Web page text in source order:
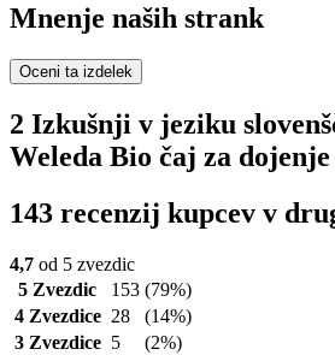
Mnenje naših strank
Oceni ta izdelek
2 Izkušnji v jeziku
Weleda Bio čaj za dojenje
143 recenzij kupcev v
4,7 od 5 zvezdic
5 Zvezdic
153 (79%)
4 Zvezdice 28
(14%)
3 Zvezdice 5
(2%)